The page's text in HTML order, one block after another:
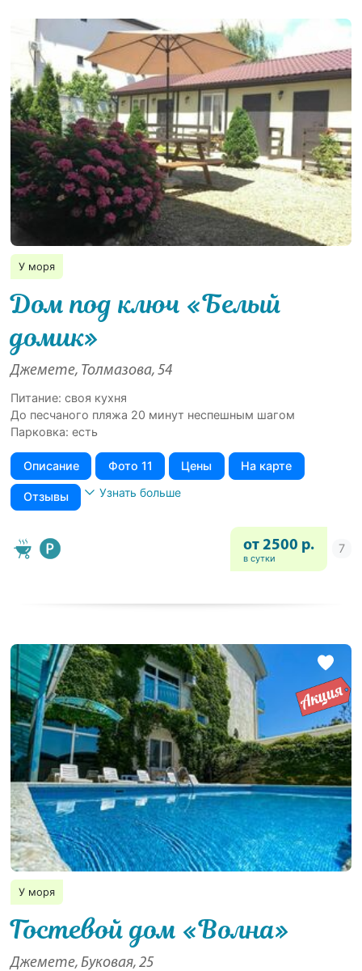
У моря
Дом под ключ «Белый
домик»
Джемете, Толмазова, 54
Питание: своя кухня
До песчаного пляжа 20 минут неспешным шагом
Парковка: есть
Описание Фото 11 Цены На карте
Отзывы Узнать больше
от 2500 р.
в сутки
У моря
Гостевой дом «Волна»
Джемете, Буковая, 25